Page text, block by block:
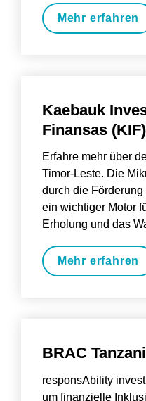
Mehr erfahren
Kaebauk
Finansas (KIF)
Erfahre mehr über
Timor-Leste. Die
durch die
ein wichtiger Motor
Erholung und das
Mehr erfahren
BRAC
responsAbility
um finanzielle